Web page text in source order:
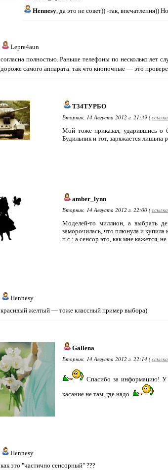
Hennesy, да это не совет)) -так, впечатления))
Lepre4aun
согласна полностью. Раньше телефоны по несколько лет
дороже самого аппарата. так что кнопочные — это
Т34ТУРБО
Вторник, 14 Августа 2012 г. 21:39 (ссылка
Мой тоже приказал, ударившись о
Будильник и тот, заряжается лишьна
amber_lynn
Вторник, 14 Августа 2012 г. 22:00 (ссылка
Моделей-то миллион, а выбрать
заморочилась, что плюнула и
п.с.: а сенсор это, как мне кажется,
Hennesy
красивый желтый — тоже классный пример выбора)
Gallena
Вторник, 14 Августа 2012 г. 22:14 (ссылка
Спасибо за информацию! У
касание не там, где надо.
Hennesy
как это "частично сенсорный" ???